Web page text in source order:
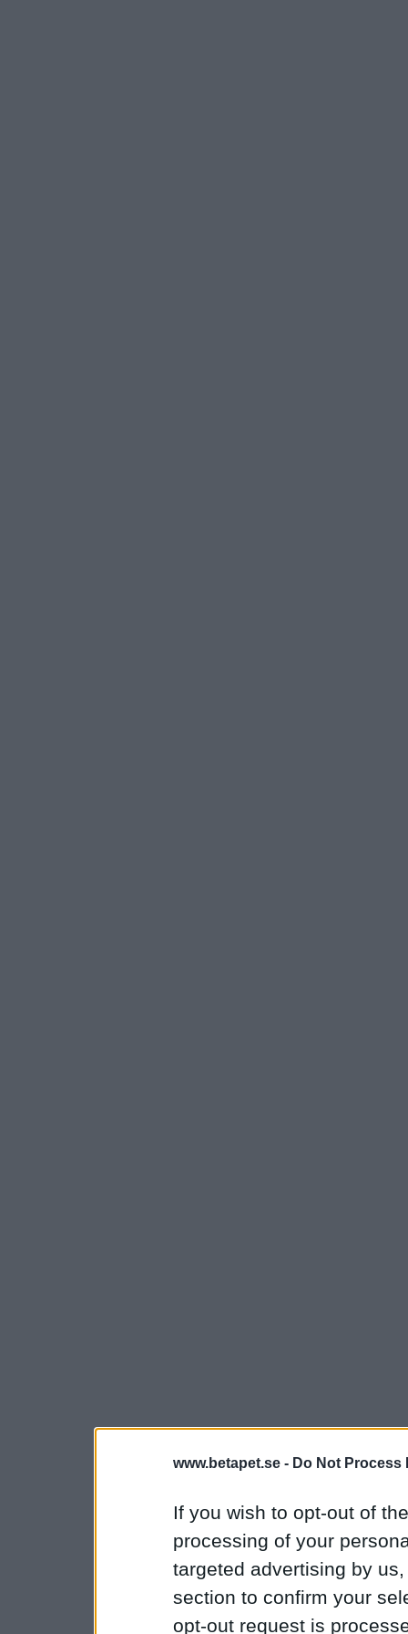
www.betapet.se - Do Not Process
If you wish to opt-out of
processing of your
targeted advertising by
section to confirm your
opt-out request is